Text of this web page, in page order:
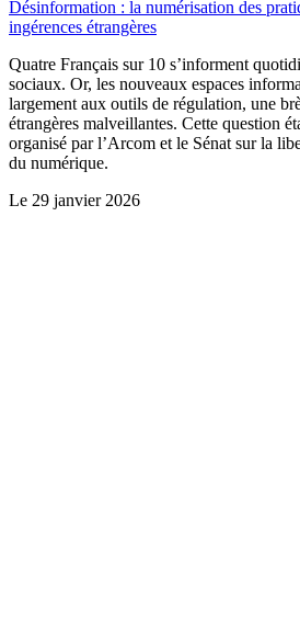
Désinformation : la numérisation des
ingérences étrangères
Quatre Français sur 10 s’informent
sociaux. Or, les nouveaux espaces
largement aux outils de régulation, une
étrangères malveillantes. Cette question
organisé par l’Arcom et le Sénat sur la
du numérique.
Le 29 janvier 2026